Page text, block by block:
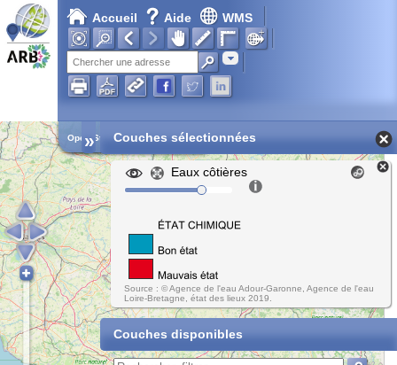
Accueil Aide WMS
Adresse
Open Street Map
» Couches sélectionnées
Eaux côtières
Source : © Agence de l'eau Adour-Garonne, Agence de l'eau
Loire-Bretagne, état des lieux 2019.
Couches disponibles